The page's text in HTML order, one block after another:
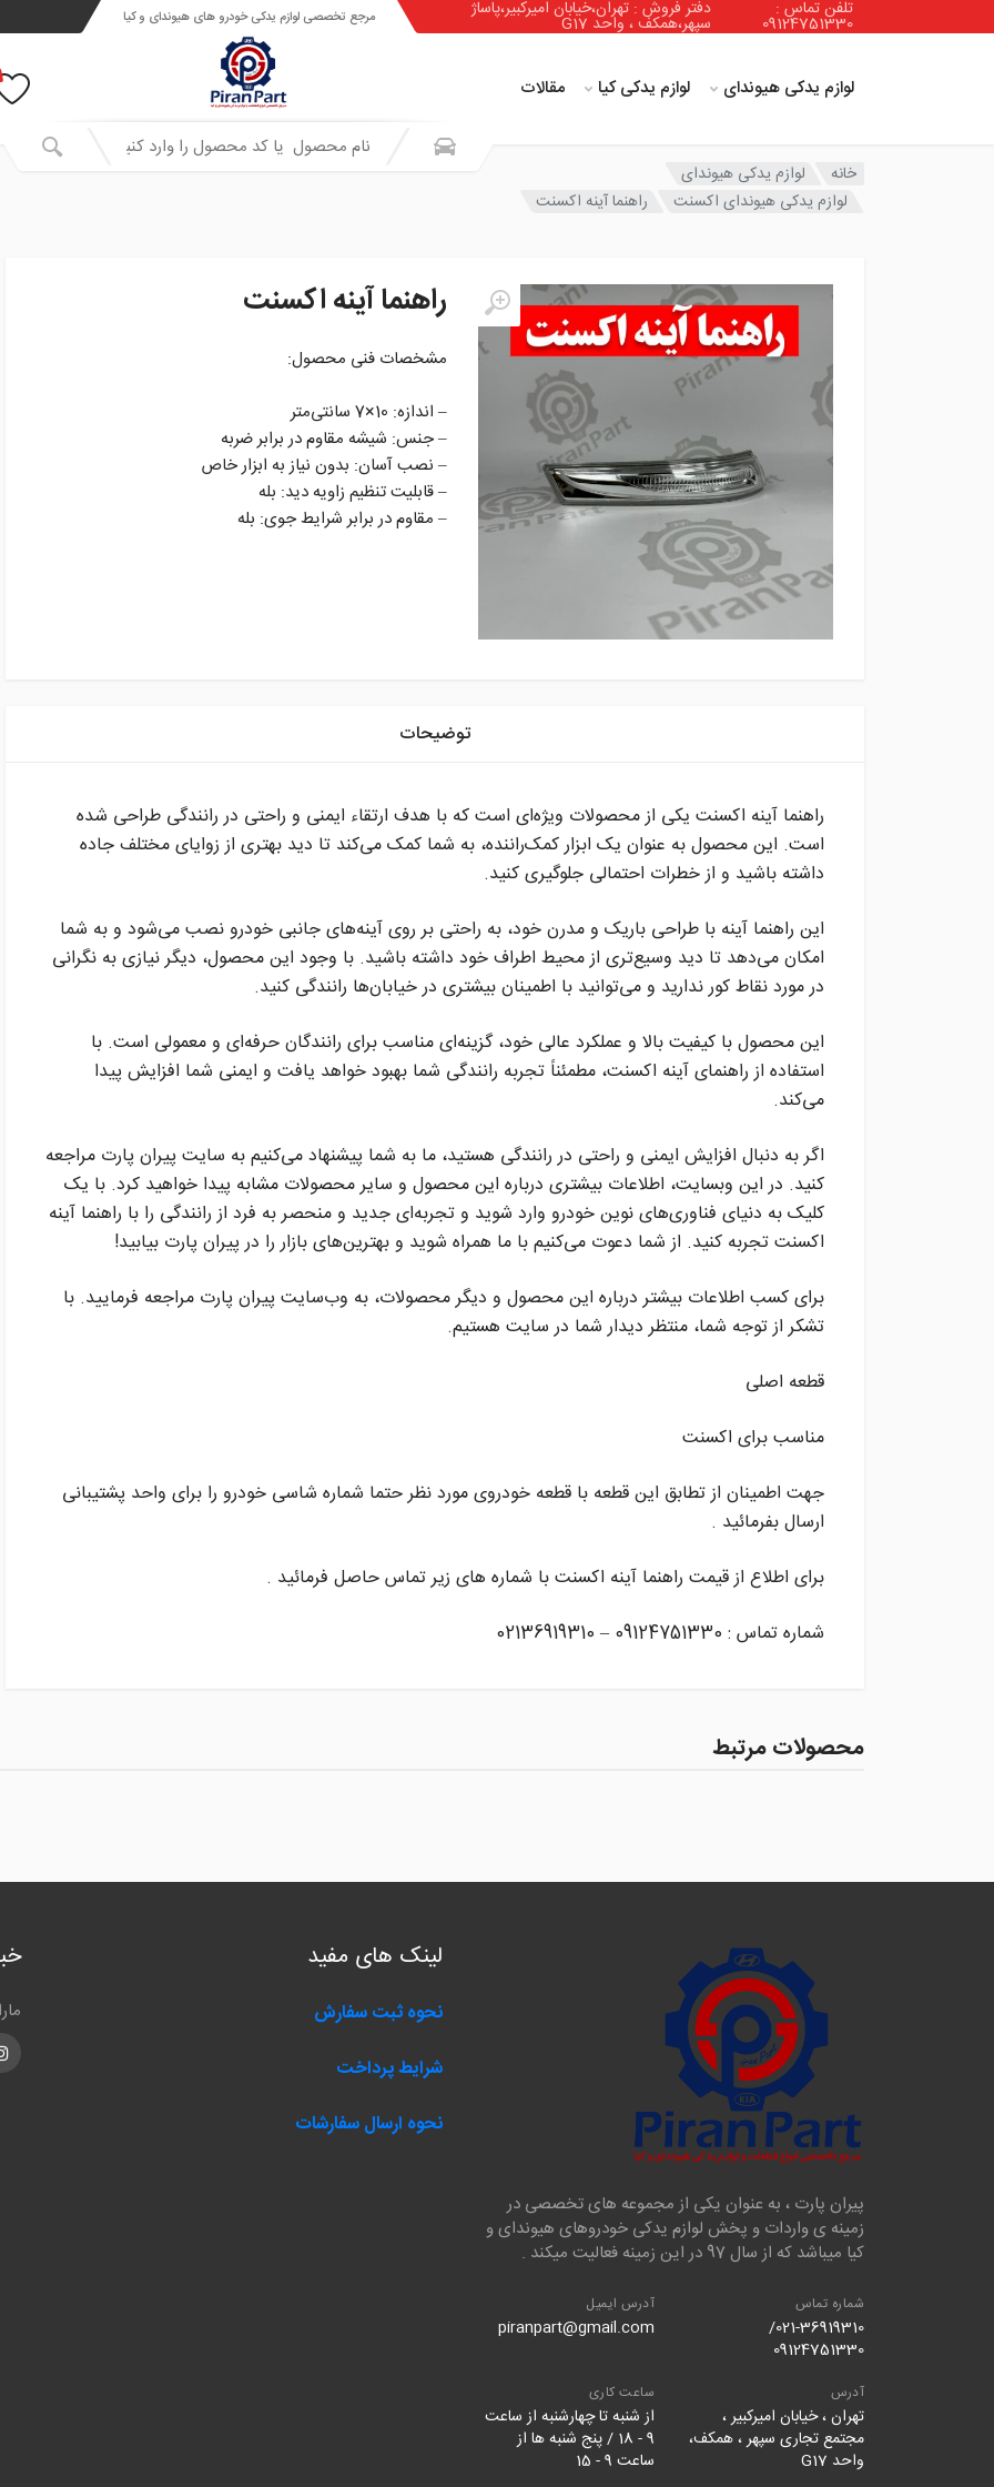
تلفن تماس :
09124751330
دفتر فروش : تهران،خیابان امیرکبیر،پاساژ
سپهر،همکف ، واحد G17
لوازم یدکی هیوندای لوازم یدکی کیا مقالات
مرجع تخصصی لوازم یدکی خودرو های هیوندای و کیا
خانه
لوازم یدکی هیوندای
لوازم یدکی هیوندای اکسنت
راهنما آینه اکسنت
راهنما آینه اکسنت
مشخصات فنی محصول:
– اندازه: 10×7 سانتی‌متر
– جنس: شیشه مقاوم در برابر ضربه
– نصب آسان: بدون نیاز به ابزار خاص
– قابلیت تنظیم زاویه دید: بله
– مقاوم در برابر شرایط جوی: بله
توضیحات
راهنما آینه اکسنت یکی از محصولات ویژه‌ای است که با هدف ارتقاء ایمنی و راحتی در رانندگی طراحی شده
است. این محصول به عنوان یک ابزار کمک‌راننده، به شما کمک می‌کند تا دید بهتری از زوایای مختلف جاده
داشته باشید و از خطرات احتمالی جلوگیری کنید.
این راهنما آینه با طراحی باریک و مدرن خود، به راحتی بر روی آینه‌های جانبی خودرو نصب می‌شود و به شما
امکان می‌دهد تا دید وسیع‌تری از محیط اطراف خود داشته باشید. با وجود این محصول، دیگر نیازی به نگرانی
در مورد نقاط کور ندارید و می‌توانید با اطمینان بیشتری در خیابان‌ها رانندگی کنید.
این محصول با کیفیت بالا و عملکرد عالی خود، گزینه‌ای مناسب برای رانندگان حرفه‌ای و معمولی است. با
استفاده از راهنمای آینه اکسنت، مطمئناً تجربه رانندگی شما بهبود خواهد یافت و ایمنی شما افزایش پیدا
می‌کند.
اگر به دنبال افزایش ایمنی و راحتی در رانندگی هستید، ما به شما پیشنهاد می‌کنیم به سایت پیران پارت مراجعه
کنید. در این وبسایت، اطلاعات بیشتری درباره این محصول و سایر محصولات مشابه پیدا خواهید کرد. با یک
کلیک به دنیای فناوری‌های نوین خودرو وارد شوید و تجربه‌ای جدید و منحصر به فرد از رانندگی را با راهنما آینه
اکسنت تجربه کنید. از شما دعوت می‌کنیم با ما همراه شوید و بهترین‌های بازار را در پیران پارت بیابید!
برای کسب اطلاعات بیشتر درباره این محصول و دیگر محصولات، به وب‌سایت پیران پارت مراجعه فرمایید. با
تشکر از توجه شما، منتظر دیدار شما در سایت هستیم.
قطعه اصلی
مناسب برای اکسنت
جهت اطمینان از تطابق این قطعه با قطعه خودروی مورد نظر حتما شماره شاسی خودرو را برای واحد پشتیبانی
ارسال بفرمائید .
برای اطلاع از قیمت راهنما آینه اکسنت با شماره های زیر تماس حاصل فرمائید .
شماره تماس : 09124751330 – 02136919310
محصولات مرتبط
پیران پارت ، به عنوان یکی از مجموعه های تخصصی در
زمینه ی واردات و پخش لوازم یدکی خودروهای هیوندای و
کیا میباشد که از سال 97 در این زمینه فعالیت میکند .
شماره تماس
021-36919310/
09124751330
آدرس ایمیل
piranpart@gmail.com
آدرس
تهران ، خیابان امیرکبیر ،
مجتمع تجاری سپهر ، همکف،
واحد G17
ساعت کاری
از شنبه تا چهارشنبه از ساعت
9 - 18 / پنج شنبه ها از
ساعت 9 - 15
لینک های مفید
نحوه ثبت سفارش
شرایط پرداخت
نحوه ارسال سفارشات